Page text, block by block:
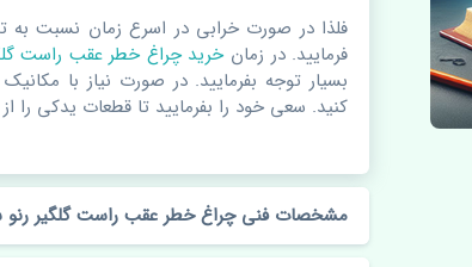
فلذا در صورت خرابی در اسرع زمان نسبت به
فرمایید. در زمان خرید چراغ خطر عقب راست
بسیار توجه بفرمایید. در صورت نیاز با
کنید. سعی خود را بفرمایید تا قطعات یدکی را
مشخصات فنی چراغ خطر عقب راست گلگیر رنو